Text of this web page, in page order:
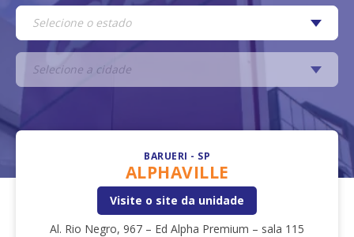
BARUERI - SP
ALPHAVILLE
Visite o site da unidade
Al. Rio Negro, 967 – Ed Alpha Premium – sala 115